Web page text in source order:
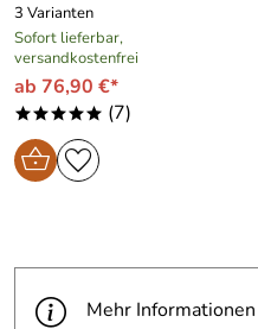
3 Varianten
Sofort lieferbar,
versandkostenfrei
ab 76,90 €*
***** (7)
Mehr Informationen